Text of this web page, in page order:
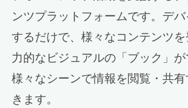
ンツプラットフォームです。デ
するだけで、様々なコンテンツ
力的なビジュアルの「ブック」が
様々なシーンで情報を閲覧・共
きます。